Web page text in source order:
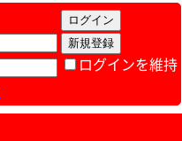
ログインを維持